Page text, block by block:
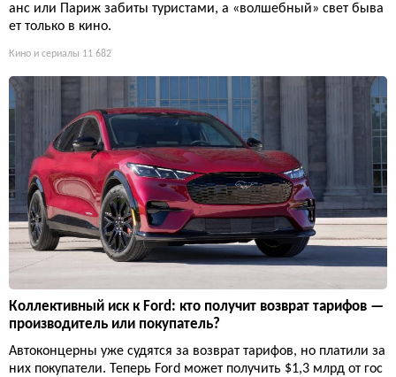
анс или Париж забиты туристами, а «волшебный» свет быва
ет только в кино.
Кино и сериалы 11 682
Коллективный иск к Ford: кто получит возврат тарифов —
производитель или покупатель?
Автоконцерны уже судятся за возврат тарифов, но платили за
них покупатели. Теперь Ford может получить $1,3 млрд от гос